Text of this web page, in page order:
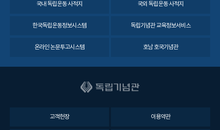
국내 독립운동 사적지 국외 독립운동 사적지
한국독립운동정보시스템 독립기념관 교육정보서비스
온라인 논문투고시스템 호남 호국기념관
고객헌장 이용약관